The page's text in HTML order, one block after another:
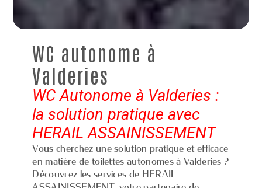
WC autonome à
Valderies
WC Autonome à Valderies :
la solution pratique avec
HERAIL ASSAINISSEMENT
Vous cherchez une solution pratique et efficace
en matière de toilettes autonomes à Valderies ?
Découvrez les services de HERAIL